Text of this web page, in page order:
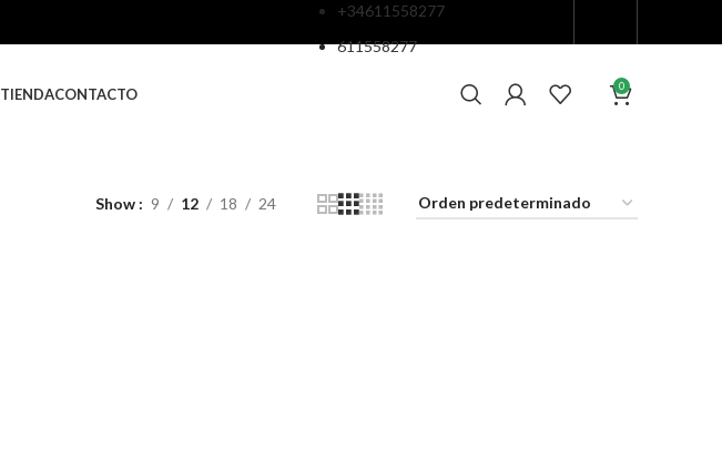
+34611558277
611558277
TIENDACONTACTO 0
Show 9 12 18 24